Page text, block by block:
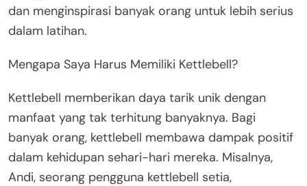
dan menginspirasi banyak orang untuk lebih serius
dalam latihan.
Mengapa Saya Harus Memiliki Kettlebell?
Kettlebell memberikan daya tarik unik dengan
manfaat yang tak terhitung banyaknya. Bagi
banyak orang, kettlebell membawa dampak positif
dalam kehidupan sehari-hari mereka. Misalnya,
Andi, seorang pengguna kettlebell setia,